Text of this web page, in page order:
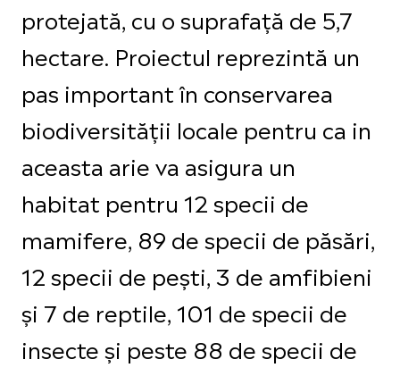
protejată, cu o suprafață de 5,7
hectare. Proiectul reprezintă un
pas important în conservarea
biodiversității locale pentru ca in
aceasta arie va asigura un
habitat pentru 12 specii de
mamifere, 89 de specii de păsări,
12 specii de pești, 3 de amfibieni
și 7 de reptile, 101 de specii de
insecte și peste 88 de specii de